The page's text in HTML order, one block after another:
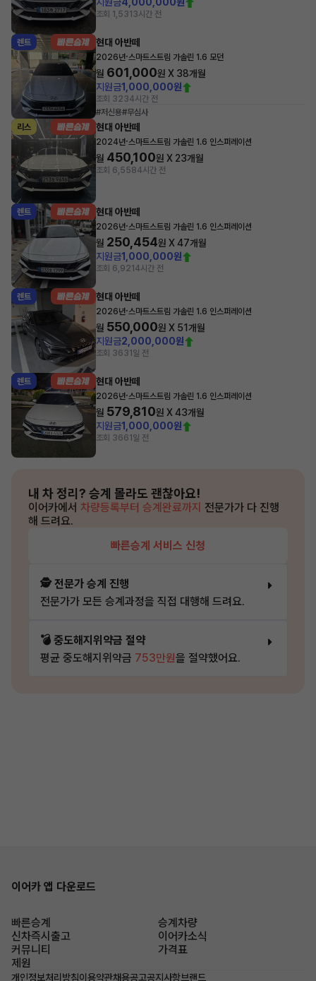
조회 1,531 3시간 전
렌트 현대 아반떼
2026년·스마트스트림 가솔린 1.6 모던
월 601,000원 X 38개월
지원금1,000,000원
조회 3234시간 전
#저신용#무심사
리스
현대 아반떼
2024년·스마트스트림 가솔린 1.6 인스퍼레이션
월 450,100원 X 23개월
조회 6,5584시간 전
렌트 현대 아반떼
2026년·스마트스트림 가솔린 1.6 인스퍼레이션
월 250,454원 X47개월
지원금1,000,000원
조회 6,921 4시간 전
렌트 현대 아반떼
2026년·스마트스트림 가솔린 1.6 인스퍼레이션
월 550,000원 X 51개월
지원금2,000,000원
조회 3631일 전
렌트 현대 아반떼
2026년·스마트스트림 가솔린 1.6 인스퍼레이션
월 579,810원 X43개월
지원금1,000,000원
조회 3661일 전
내 차 정리? 승계 몰라도 괜찮아요!
이어카에서 차량등록부터 승계완료까지 전문가가 다 진행
해 드려요.
빠른승계 서비스 신청
🕵️ 전문가 승계 진행
전문가가 모든 승계과정을 직접 대행해 드려요.
💣 중도해지위약금 절약
평균 중도해지위약금 753만원을 절약했어요.
이어카 앱 다운로드
빠른승계
승계차량
신차즉시출고
이어카소식
커뮤니티
가격표
제원
개인정보처리방침이용약관채용공고공지사항브랜드